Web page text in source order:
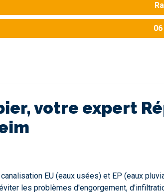
votre expert
EU (eaux usées) et EP (eaux
les problèmes d'engorgement,